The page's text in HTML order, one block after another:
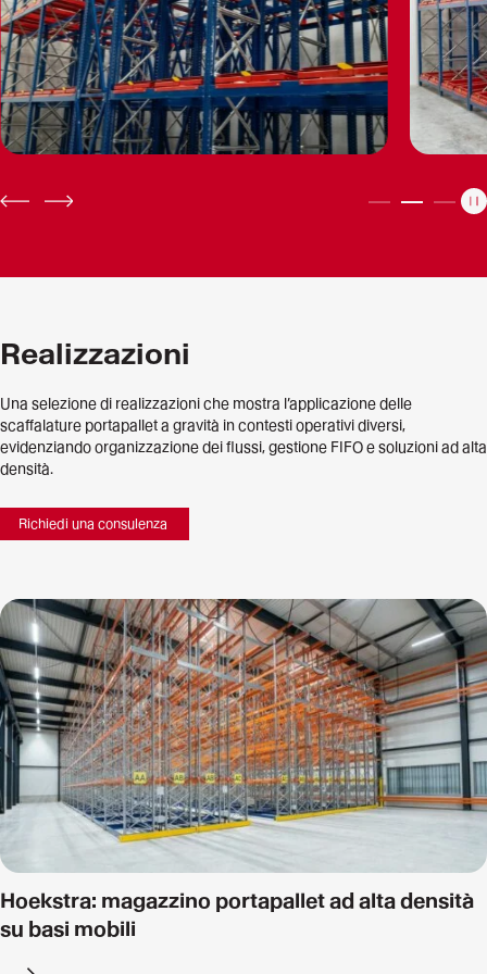
PREVNEXT
Realizzazioni
Una selezione di realizzazioni che mostra l’applicazione delle
scaffalature portapallet a gravità in contesti operativi diversi,
evidenziando organizzazione dei flussi, gestione FIFO e soluzioni ad alta
densità.
Richiedi una consulenza
Hoekstra: magazzino portapallet ad alta densità
su basi mobili